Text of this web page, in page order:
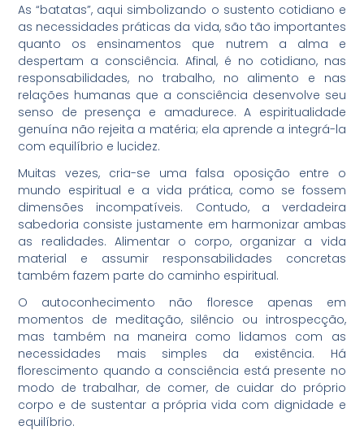
As “batatas”, aqui simbolizando o sustento cotidiano e
as necessidades práticas da vida, são tão importantes
quanto os ensinamentos que nutrem a alma e
despertam a consciência. Afinal, é no cotidiano, nas
responsabilidades, no trabalho, no alimento e nas
relações humanas que a consciência desenvolve seu
senso de presença e amadurece. A espiritualidade
genuína não rejeita a matéria; ela aprende a integrá-la
com equilíbrio e lucidez.
Muitas vezes, cria-se uma falsa oposição entre o
mundo espiritual e a vida prática, como se fossem
dimensões incompatíveis. Contudo, a verdadeira
sabedoria consiste justamente em harmonizar ambas
as realidades. Alimentar o corpo, organizar a vida
material e assumir responsabilidades concretas
também fazem parte do caminho espiritual.
O autoconhecimento não floresce apenas em
momentos de meditação, silêncio ou introspecção,
mas também na maneira como lidamos com as
necessidades mais simples da existência. Há
florescimento quando a consciência está presente no
modo de trabalhar, de comer, de cuidar do próprio
corpo e de sustentar a própria vida com dignidade e
equilíbrio.